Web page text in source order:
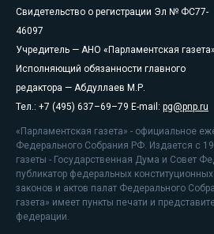
Свидетельство о регистрации Эл № ФС77-
46097
Учредитель — АНО «Парламентская газета»
Исполняющий обязанности главного
редактора — Абдуллаев М.Р.
Тел.: +7 (495) 637–69–79 E-mail: pg@pnp.ru
«Парламентская газета» - официальное
Федерального Собрания РФ. Издается с
газеты - Государственная Дума и Совет
публикатор федеральных
законов и актов палат Федерального
газета» имеет пункты печати и
федерации.